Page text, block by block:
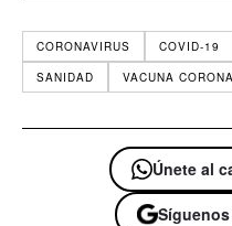
CORONAVIRUS COVID-19
SANIDAD
VACUNA
Únete al